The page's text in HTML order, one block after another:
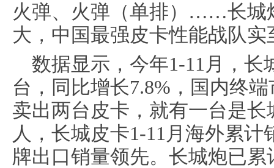
火弹、火弹（单排）……长城
大，中国最强皮卡性能战队实
数据显示，今年1-11月，长
台，同比增长7.8%，国内终
卖出两台皮卡，就有一台是
人，长城皮卡1-11月海外累计
牌出口销量领先。长城炮已